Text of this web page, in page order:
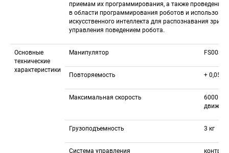
приемам их программирования, а также проведения
в области программирования роботов и
искусственного интеллекта для распознавания
управления поведением робота.
Основные
технические
характеристики
Манипулятор FS003N
Повторяемость + 0,05
Максимальная скорость
6000
Грузоподъемность 3 кг
Система управления